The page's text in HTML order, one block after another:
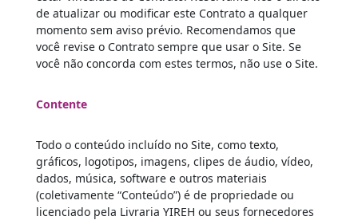
de atualizar ou modificar este Contrato a qualquer
momento sem aviso prévio. Recomendamos que
você revise o Contrato sempre que usar o Site. Se
você não concorda com estes termos, não use o Site.
Contente
Todo o conteúdo incluído no Site, como texto,
gráficos, logotipos, imagens, clipes de áudio, vídeo,
dados, música, software e outros materiais
(coletivamente “Conteúdo”) é de propriedade ou
licenciado pela Livraria YIREH ou seus fornecedores